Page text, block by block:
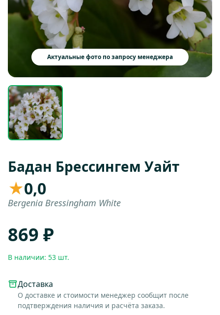
Актуальные фото по запросу менеджера
Бадан Брессингем Уайт
★0,0
Bergenia Bressingham White
869 ₽
В наличии: 53 шт.
Доставка
О доставке и стоимости менеджер сообщит после
подтверждения наличия и расчёта заказа.